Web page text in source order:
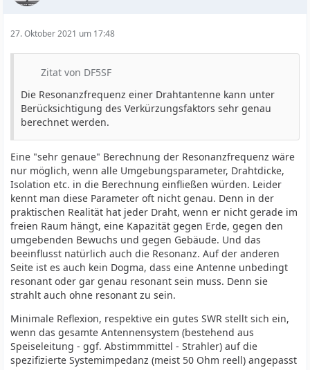
27. Oktober 2021 um 17:48
Zitat von DF5SF
Die Resonanzfrequenz einer Drahtantenne kann unter
Berücksichtigung des Verkürzungsfaktors sehr genau
berechnet werden.
Eine "sehr genaue" Berechnung der Resonanzfrequenz wäre
nur möglich, wenn alle Umgebungsparameter, Drahtdicke,
Isolation etc. in die Berechnung einfließen würden. Leider
kennt man diese Parameter oft nicht genau. Denn in der
praktischen Realität hat jeder Draht, wenn er nicht gerade im
freien Raum hängt, eine Kapazität gegen Erde, gegen den
umgebenden Bewuchs und gegen Gebäude. Und das
beeinflusst natürlich auch die Resonanz. Auf der anderen
Seite ist es auch kein Dogma, dass eine Antenne unbedingt
resonant oder gar genau resonant sein muss. Denn sie
strahlt auch ohne resonant zu sein.
Minimale Reflexion, respektive ein gutes SWR stellt sich ein,
wenn das gesamte Antennensystem (bestehend aus
Speiseleitung - ggf. Abstimmmittel - Strahler) auf die
spezifizierte Systemimpedanz (meist 50 Ohm reell) angepasst